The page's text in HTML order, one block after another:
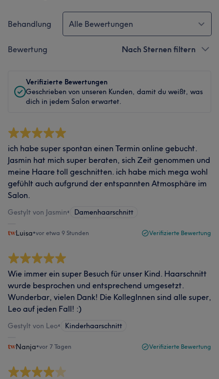
Behandlung Alle Bewertungen
Bewertung Nach Sternen filtern
Verifizierte Bewertungen
Geschrieben von unseren Kunden, damit du weißt, was
dich in jedem Salon erwartet.
ich habe super spontan einen Termin online gebucht.
Jasmin hat mich super beraten, sich Zeit genommen und
meine Haare toll geschnitten. ich habe mich mega wohl
gefühlt auch aufgrund der entspannten Atmosphäre im
Salon.
Gestylt von Jasmin• Damenhaarschnitt
Luisa•vor etwa 9 Stunden Verifizierte Bewertung
Wie immer ein super Besuch für unser Kind. Haarschnitt
wurde besprochen und entsprechend umgesetzt.
Wunderbar, vielen Dank! Die KollegInnen sind alle super,
Leo auf jeden Fall! :)
Gestylt von Leo• Kinderhaarschnitt
Nanja•vor 7 Tagen Verifizierte Bewertung